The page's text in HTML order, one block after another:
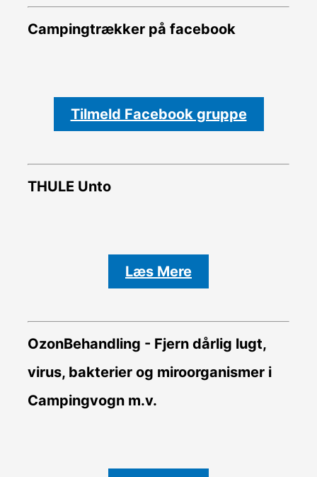
Campingtrækker på facebook
Tilmeld Facebook gruppe
THULE Unto
Læs Mere
OzonBehandling - Fjern dårlig lugt,
virus, bakterier og miroorganismer i
Campingvogn m.v.